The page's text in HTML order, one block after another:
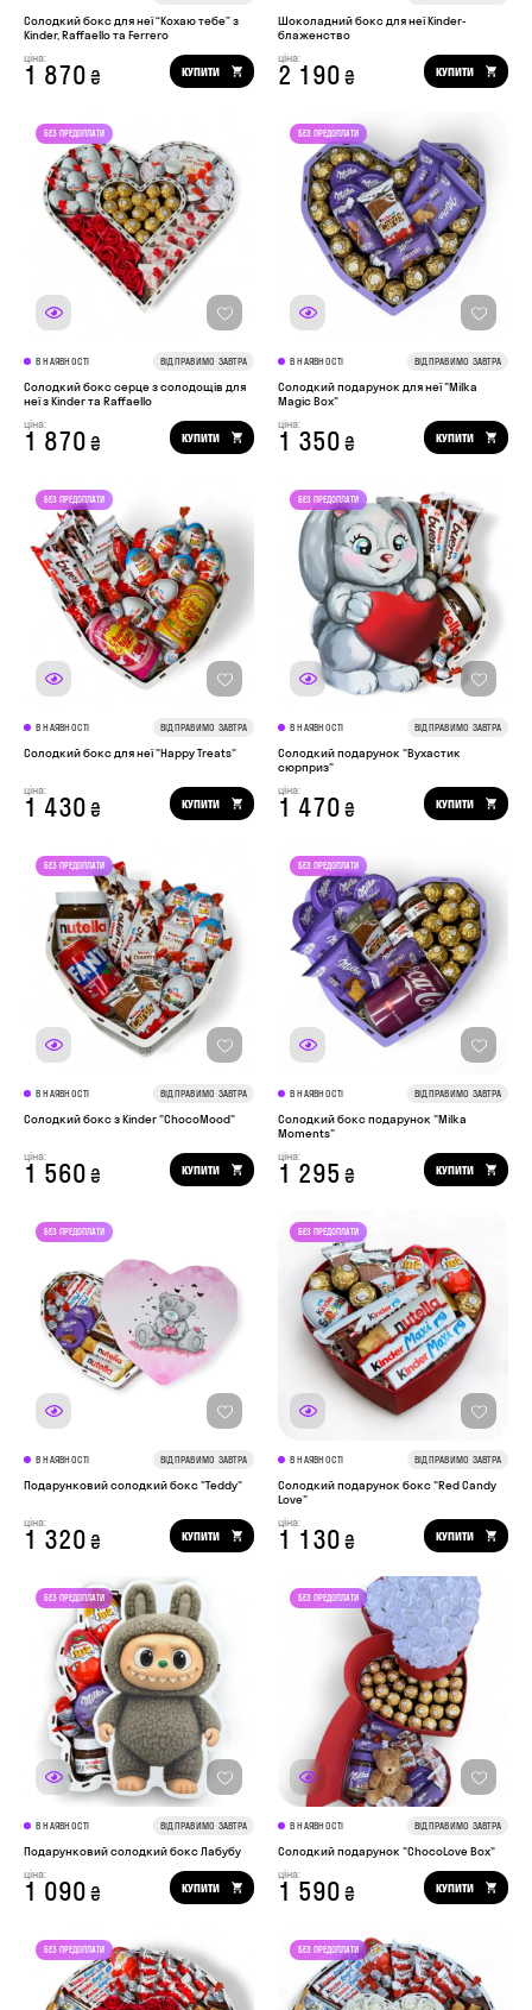
Солодкий бокс для неї “Кохаю тебе” з
Kinder, Raffaello та Ferrero
ціна:
1 870 ₴ КУПИТИ
Шоколадний бокс для неї Kinder-
блаженство
ціна:
2 190 ₴ КУПИТИ
В НАЯВНОСТІ ВІДПРАВИМО ЗАВТРА
Солодкий бокс серце з солодощів для
неї з Kinder та Raffaello
ціна:
1 870 ₴ КУПИТИ
В НАЯВНОСТІ ВІДПРАВИМО ЗАВТРА
Солодкий подарунок для неї "Milka
Magic Box"
ціна:
1 350 ₴ КУПИТИ
В НАЯВНОСТІ ВІДПРАВИМО ЗАВТРА
Солодкий бокс для неї "Happy Treats"
ціна:
1 430 ₴ КУПИТИ
В НАЯВНОСТІ ВІДПРАВИМО ЗАВТРА
Солодкий подарунок "Вухастик
сюрприз"
ціна:
1 470 ₴ КУПИТИ
В НАЯВНОСТІ ВІДПРАВИМО ЗАВТРА
Солодкий бокс з Kinder "ChocoMood"
ціна:
1 560 ₴ КУПИТИ
В НАЯВНОСТІ ВІДПРАВИМО ЗАВТРА
Солодкий бокс подарунок "Milka
Moments"
ціна:
1 295 ₴ КУПИТИ
В НАЯВНОСТІ ВІДПРАВИМО ЗАВТРА
Подарунковий солодкий бокс "Teddy"
ціна:
1 320 ₴ КУПИТИ
В НАЯВНОСТІ ВІДПРАВИМО ЗАВТРА
Солодкий подарунок бокс "Red Candy
Love"
ціна:
1 130 ₴ КУПИТИ
В НАЯВНОСТІ ВІДПРАВИМО ЗАВТРА
Подарунковий солодкий бокс Лабубу
ціна:
1 090 ₴ КУПИТИ
В НАЯВНОСТІ ВІДПРАВИМО ЗАВТРА
Солодкий подарунок "ChocoLove Box"
ціна:
1 590 ₴ КУПИТИ